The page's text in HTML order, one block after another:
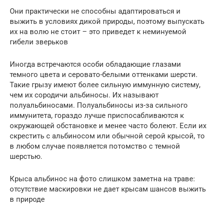
Они практически не способны адаптироваться и
выжить в условиях дикой природы, поэтому выпускать
их на волю не стоит – это приведет к неминуемой
гибели зверьков
Иногда встречаются особи обладающие глазами
темного цвета и серовато-белыми оттенками шерсти.
Такие грызу имеют более сильную иммунную систему,
чем их сородичи альбиносы. Их называют
полуальбиносами. Полуальбиносы из-за сильного
иммунитета, гораздо лучше приспосабливаются к
окружающей обстановке и менее часто болеют. Если их
скрестить с альбиносом или обычной серой крысой, то
в любом случае появляется потомство с темной
шерстью.
Крыса альбинос на фото слишком заметна на траве:
отсутствие маскировки не дает крысам шансов выжить
в природе